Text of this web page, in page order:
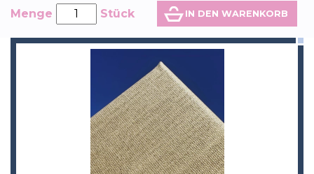
Menge
Stück IN DEN WARENKORB